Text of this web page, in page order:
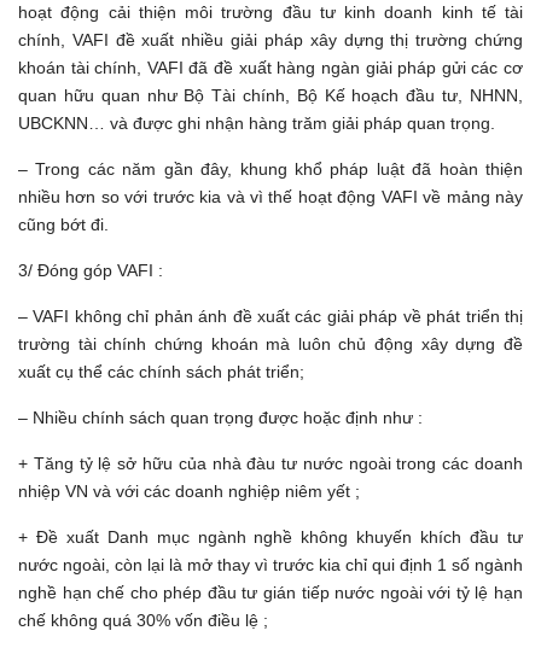
hoạt động cải thiện môi trường đầu tư kinh doanh kinh tế tài
chính, VAFI đề xuất nhiều giải pháp xây dựng thị trường chứng
khoán tài chính, VAFI đã đề xuất hàng ngàn giải pháp gửi các cơ
quan hữu quan như Bộ Tài chính, Bộ Kế hoạch đầu tư, NHNN,
UBCKNN… và được ghi nhận hàng trăm giải pháp quan trọng.
– Trong các năm gần đây, khung khổ pháp luật đã hoàn thiện
nhiều hơn so với trước kia và vì thế hoạt động VAFI về mảng này
cũng bớt đi.
3/ Đóng góp VAFI :
– VAFI không chỉ phản ánh đề xuất các giải pháp về phát triển thị
trường tài chính chứng khoán mà luôn chủ động xây dựng đề
xuất cụ thể các chính sách phát triển;
– Nhiều chính sách quan trọng được hoặc định như :
+ Tăng tỷ lệ sở hữu của nhà đàu tư nước ngoài trong các doanh
nhiệp VN và với các doanh nghiệp niêm yết ;
+ Đề xuất Danh mục ngành nghề không khuyến khích đầu tư
nước ngoài, còn lại là mở thay vì trước kia chỉ qui định 1 số ngành
nghề hạn chế cho phép đầu tư gián tiếp nước ngoài với tỷ lệ hạn
chế không quá 30% vốn điều lệ ;